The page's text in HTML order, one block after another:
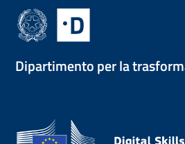
Dipartimento per la